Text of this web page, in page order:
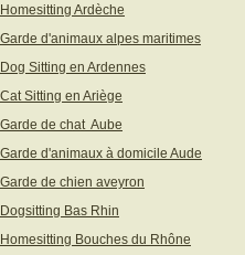
Homesitting Ardèche
Garde d'animaux alpes maritimes
Dog Sitting en Ardennes
Cat Sitting en Ariège
Garde de chat Aube
Garde d'animaux à domicile Aude
Garde de chien aveyron
Dogsitting Bas Rhin
Homesitting Bouches du Rhône